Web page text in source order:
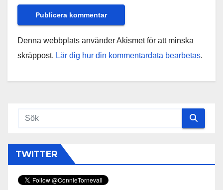
Denna webbplats använder Akismet för att minska
skräppost. Lär dig hur din kommentardata bearbetas.
TWITTER